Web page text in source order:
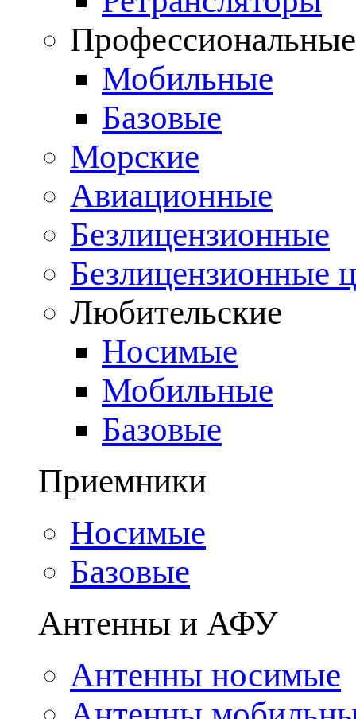
Мобильные
Базовые
Морские
Авиационные
Безлицензионные
Безлицензионные
Любительские
Носимые
Мобильные
Базовые
Приемники
Носимые
Базовые
Антенны и АФУ
Антенны носимые